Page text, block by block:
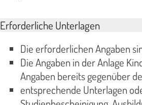
Erforderliche Unterlagen
Die erforderlichen Angaben
Die Angaben in der Anlage
Angaben bereits gegenüber
entsprechende Unterlagen